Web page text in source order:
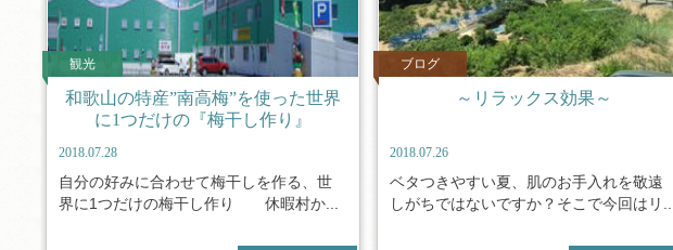
観光
和歌山の特産”南高梅”を使った世界
に1つだけの『梅干し作り』
2018.07.28
自分の好みに合わせて梅干しを作る、世
界に1つだけの梅干し作り 休暇村か...
ブログ
～リラックス効果～
2018.07.26
ベタつきやすい夏、肌のお手入れを敬遠
しがちではないですか？そこで今回はリ...